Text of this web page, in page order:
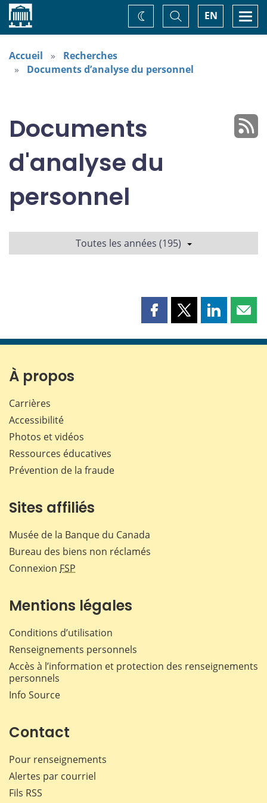
Accueil EN
Basculer
la
recherche
Changez
de
Accueil
Recherches
Documents d’analyse du personnel
Documents
d'analyse du
personnel
Toutes les années (195)
Partager
page
Partager
page
Partager
page page
À propos
Carrières
Accessibilité
Photos et vidéos
Ressources éducatives
Prévention de la fraude
Sites affiliés
Musée de la Banque du Canada
Bureau des biens non réclamés
Connexion FSP
Mentions légales
Conditions d’utilisation
Renseignements personnels
Accès à l’information et protection des renseignements
personnels
Info Source
Contact
Pour renseignements
Alertes par courriel
Fils RSS